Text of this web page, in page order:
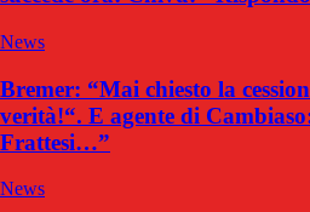
News
Bremer: “Mai chiesto la
verità!“. E agente di
Frattesi…”
News